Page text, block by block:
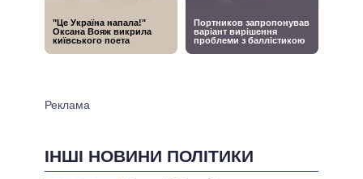
ІНШІ НОВИНИ ПОЛІТИКИ